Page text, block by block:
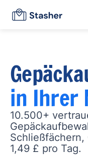
in Ihrer
10.500+
1,49 £ pro Tag.